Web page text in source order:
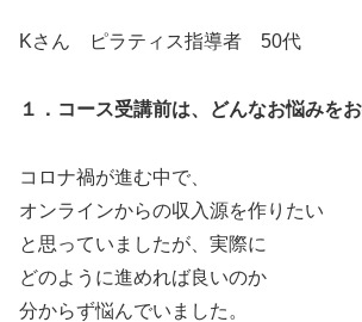
Kさん ピラティス指導者 50代
１．コース受講前は、どんなお悩みを
コロナ禍が進む中で、
オンラインからの収入源を作りたい
と思っていましたが、実際に
どのように進めれば良いのか
分からず悩んでいました。